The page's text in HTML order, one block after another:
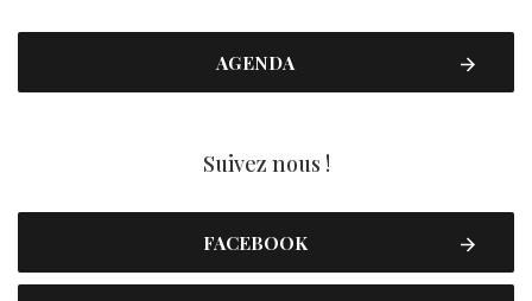
AGENDA
Suivez nous !
FACEBOOK